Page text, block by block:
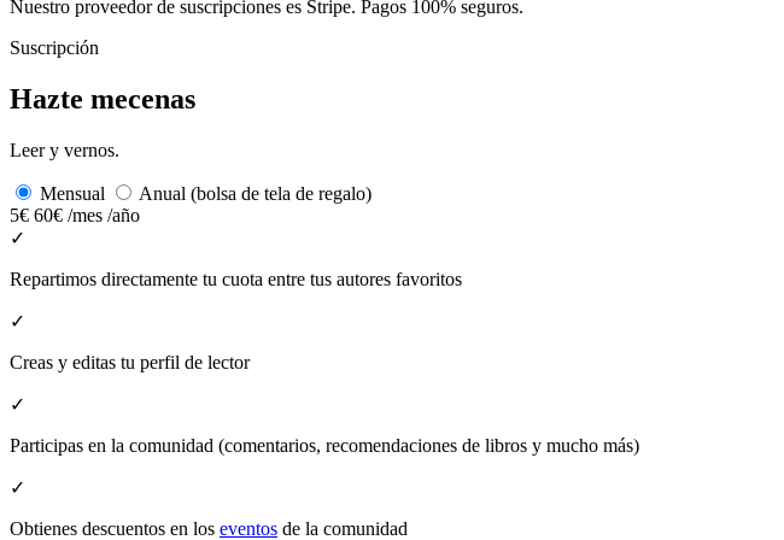
Nuestro proveedor de suscripciones es Stripe. Pagos 100% seguros.
Suscripción
Hazte mecenas
Leer y vernos.
Mensual
Anual (bolsa de tela de regalo)
5€ 60€ /mes /año
✓
Repartimos directamente tu cuota entre tus autores favoritos
✓
Creas y editas tu perfil de lector
✓
Participas en la comunidad (comentarios, recomendaciones de libros y mucho más)
✓
Obtienes descuentos en los eventos de la comunidad